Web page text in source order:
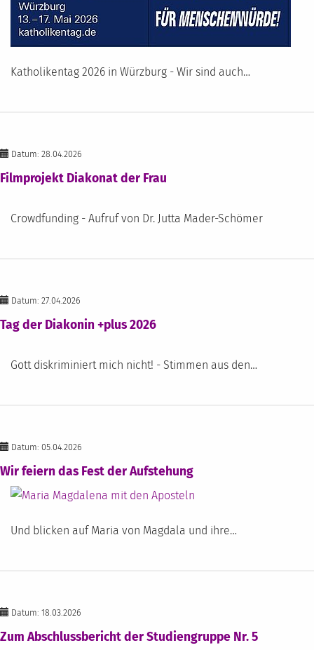
Katholikentag 2026 in Würzburg - Wir sind auch…
Datum: 28.04.2026
Filmprojekt Diakonat der Frau
Crowdfunding - Aufruf von Dr. Jutta Mader-Schömer
Datum: 27.04.2026
Tag der Diakonin +plus 2026
Gott diskriminiert mich nicht! - Stimmen aus den…
Datum: 05.04.2026
Wir feiern das Fest der Aufstehung
Und blicken auf Maria von Magdala und ihre…
Datum: 18.03.2026
Zum Abschlussbericht der Studiengruppe Nr. 5